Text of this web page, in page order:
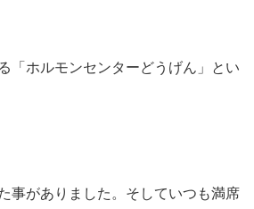
「ホルモンセンターどうげん」
とい
事がありました。そしていつも満席